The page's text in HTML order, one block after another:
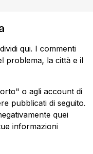
qui. I commenti
problema, la città e il
o agli account di
pubblicati di seguito.
quei
informazioni